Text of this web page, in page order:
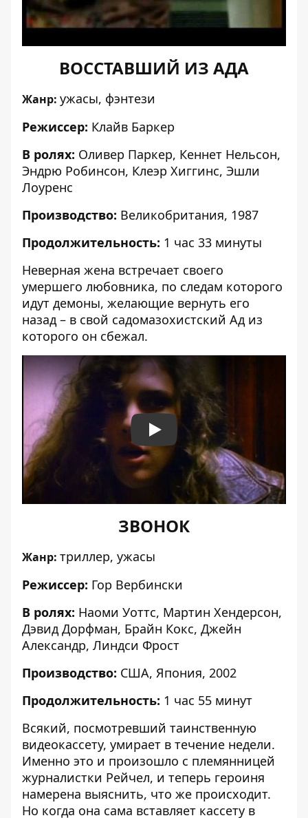
ВОССТАВШИЙ ИЗ АДА
Жанр: ужасы, фэнтези
Режиссер: Клайв Баркер
В ролях: Оливер Паркер, Кеннет Нельсон,
Эндрю Робинсон, Клеэр Хиггинс, Эшли
Лоуренс
Производство: Великобритания, 1987
Продолжительность: 1 час 33 минуты
Неверная жена встречает своего
умершего любовника, по следам которого
идут демоны, желающие вернуть его
назад – в свой садомазохистский Ад из
которого он сбежал.
Play
ЗВОНОК
Жанр: триллер, ужасы
Режиссер: Гор Вербински
В ролях: Наоми Уоттс, Мартин Хендерсон,
Дэвид Дорфман, Брайн Кокс, Джейн
Александр, Линдси Фрост
Производство: США, Япония, 2002
Продолжительность: 1 час 55 минут
Всякий, посмотревший таинственную
видеокассету, умирает в течение недели.
Именно это и произошло с племянницей
журналистки Рейчел, и теперь героиня
намерена выяснить, что же происходит.
Но когда она сама вставляет кассету в